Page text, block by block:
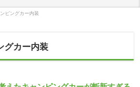
ピングカー内装
グカー内装